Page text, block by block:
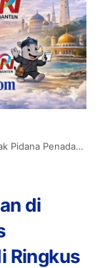
Terkait Kasus Pembunuhan Berhasil di Ringkus Polisi
di
Ringkus